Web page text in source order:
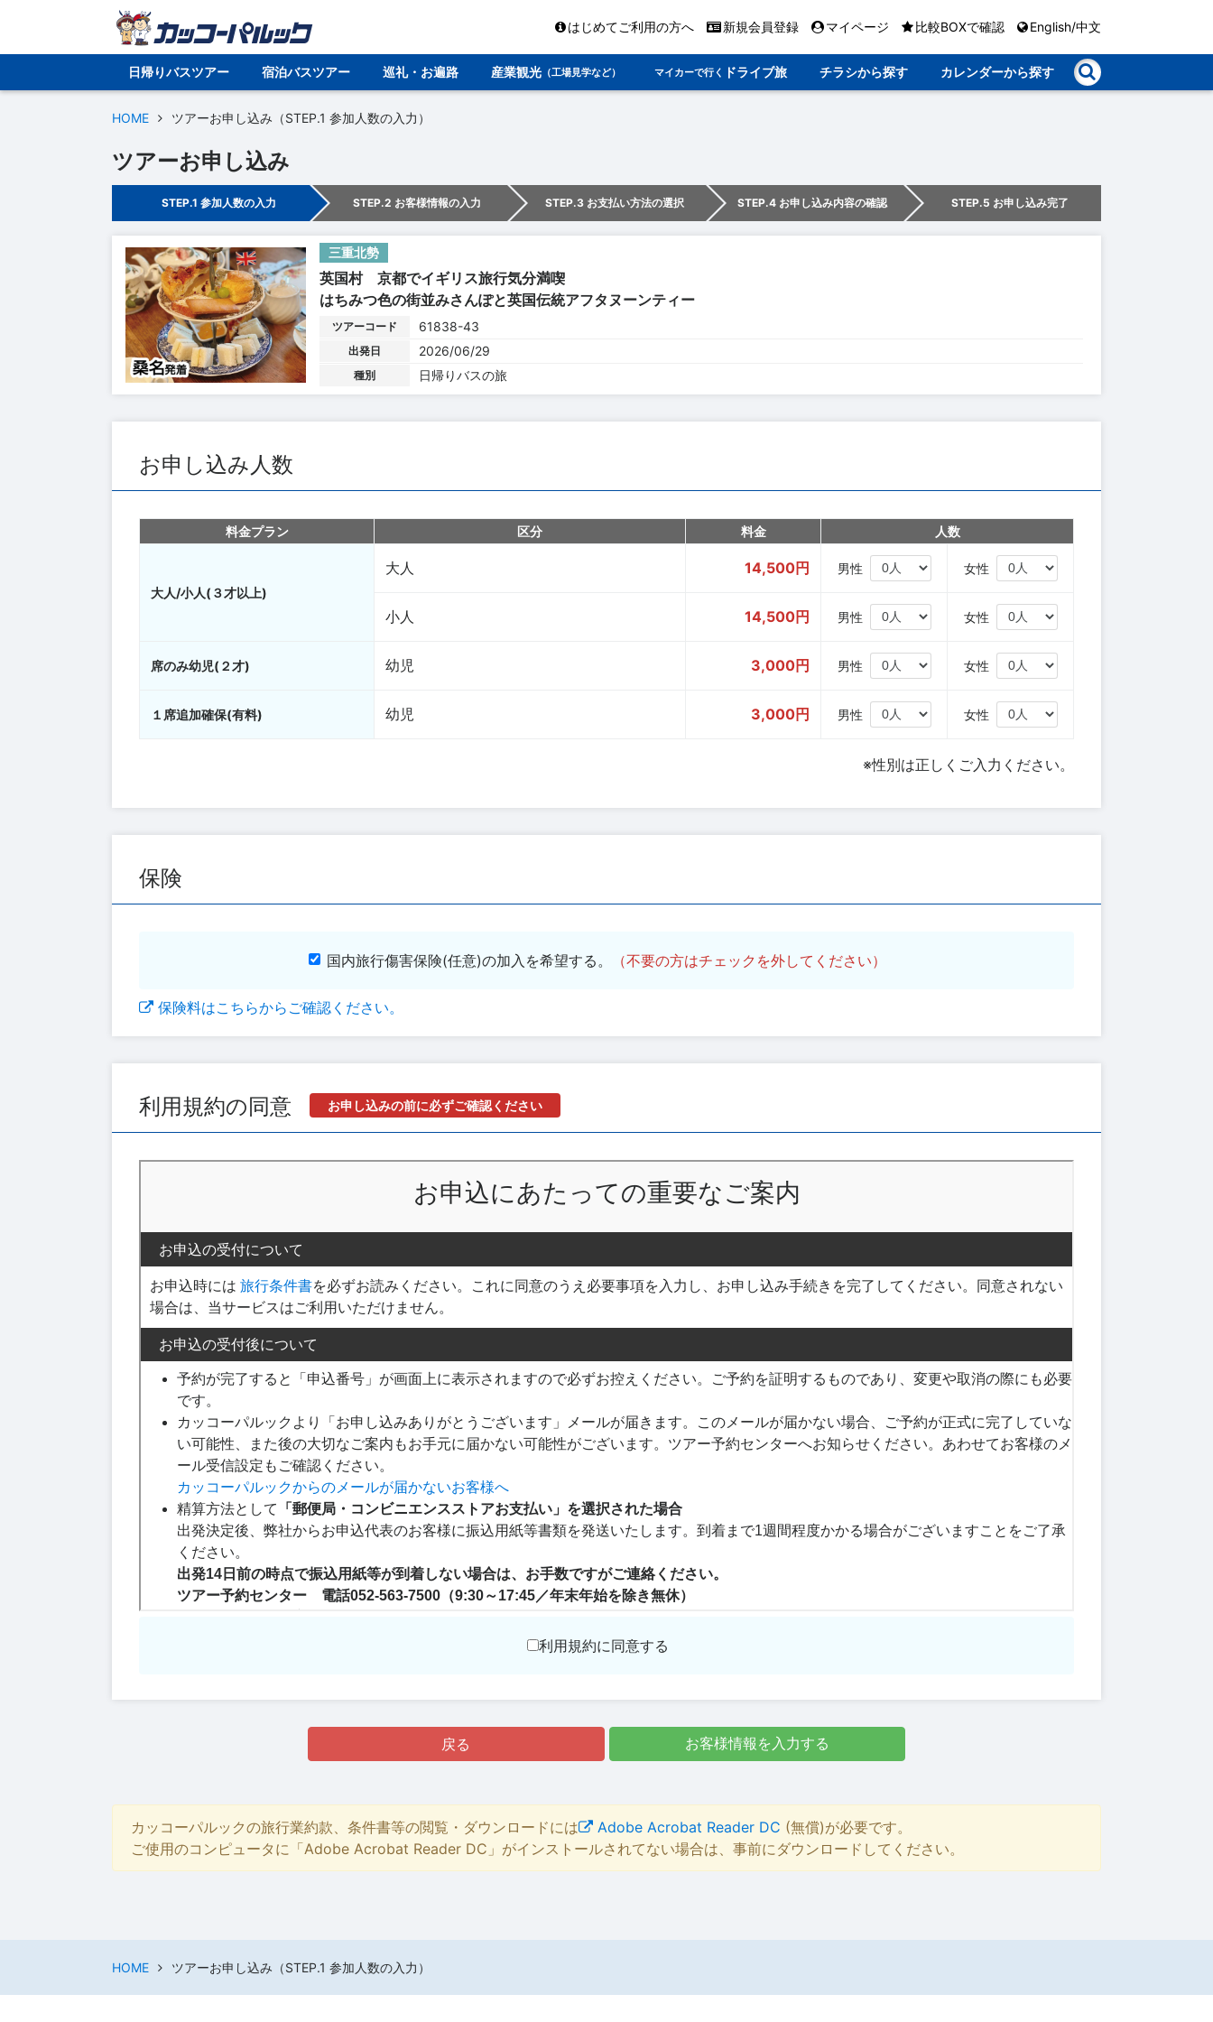
はじめてご利用の方へ 新規会員登録 マイページ 比較BOXで確認 English/中文
日帰りバスツアー 宿泊バスツアー 巡礼・お遍路 産業観光 （工場見学など） マイカーで行く ドライブ旅 チラシから探す カレンダーから探す
HOME ツアーお申し込み（STEP.1 参加人数の入力）
ツアーお申し込み
STEP.1 参加人数の入力 STEP.2 お客様情報の入力 STEP.3 お支払い方法の選択 STEP.4 お申し込み内容の確認 STEP.5 お申し込み完了
三重北勢
英国村 京都でイギリス旅行気分満喫
はちみつ色の街並みさんぽと英国伝統アフタヌーンティー
ツアーコード 61838-43
出発日 2026/06/29
種別 日帰りバスの旅
お申し込み人数
料金プラン 区分 料金 人数
大人/小人(３才以上)
大人 14,500円 男性 女性
小人 14,500円 男性 女性
席のみ幼児(２才) 幼児 3,000円 男性 女性
１席追加確保(有料) 幼児 3,000円 男性 女性
※性別は正しくご入力ください。
保険
国内旅行傷害保険(任意)の加入を希望する。 （不要の方はチェックを外してください）
保険料はこちらからご確認ください。
利用規約の同意 お申し込みの前に必ずご確認ください
利用規約に同意する
戻る お客様情報を入力する
カッコーパルックの旅行業約款、条件書等の閲覧・ダウンロードには Adobe Acrobat Reader DC (無償)が必要です。
ご使用のコンピュータに「Adobe Acrobat Reader DC」がインストールされてない場合は、事前にダウンロードしてください。
HOME ツアーお申し込み（STEP.1 参加人数の入力）